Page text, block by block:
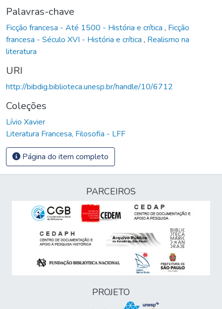
Palavras-chave
Ficção francesa - Até 1500 - História e crítica , Ficção
francesa - Século XVI - História e crítica , Realismo na
literatura
URI
http://bibdig.biblioteca.unesp.br/handle/10/6712
Coleções
Lívio Xavier
Literatura Francesa, Filosofia - LFF
Página do item completo
PARCEIROS
PROJETO